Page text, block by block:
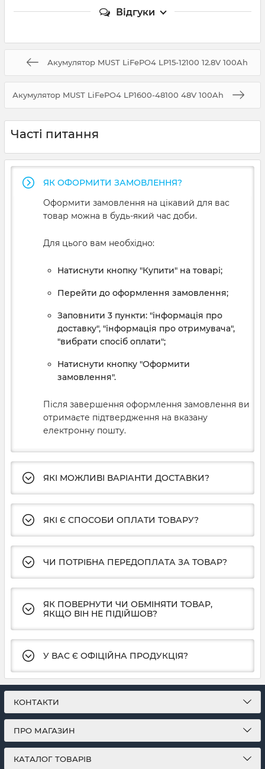
Відгуки
Акумулятор MUST LiFePO4 LP15-12100 12.8V 100Ah
Акумулятор MUST LiFePO4 LP1600-48100 48V 100Ah
Часті питання
ЯК ОФОРМИТИ ЗАМОВЛЕННЯ?
Оформити замовлення на цікавий для вас
товар можна в будь-який час доби.
Для цього вам необхідно:
Натиснути кнопку "Купити" на товарі;
Перейти до оформлення замовлення;
Заповнити 3 пункти: "інформація про
доставку", "інформація про отримувача",
"вибрати спосіб оплати";
Натиснути кнопку "Оформити
замовлення".
Після завершення оформлення замовлення ви
отримаєте підтвердження на вказану
електронну пошту.
ЯКІ МОЖЛИВІ ВАРІАНТИ ДОСТАВКИ?
ЯКІ Є СПОСОБИ ОПЛАТИ ТОВАРУ?
ЧИ ПОТРІБНА ПЕРЕДОПЛАТА ЗА ТОВАР?
ЯК ПОВЕРНУТИ ЧИ ОБМІНЯТИ ТОВАР,
ЯКЩО ВІН НЕ ПІДІЙШОВ?
У ВАС Є ОФІЦІЙНА ПРОДУКЦІЯ?
КОНТАКТИ
ПРО МАГАЗИН
КАТАЛОГ ТОВАРІВ